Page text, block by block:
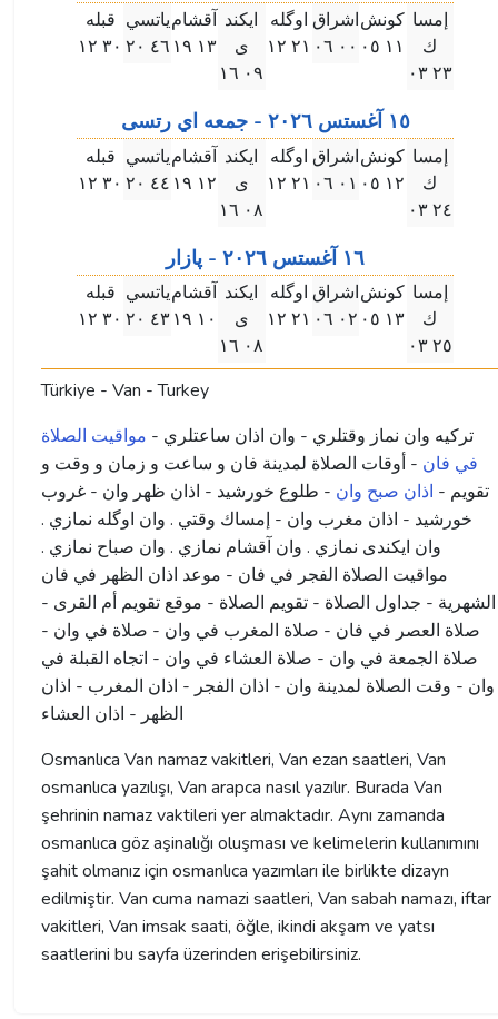
إمسا
ك
۲۳ ۰۳
كونش
۱۱ ۰٥
اشراق
۰۰ ۰٦
اوگله
۲۱ ۱۲
ايكند
ى
۰٩ ۱٦
آقشام
۱۳ ۱٩
ياتسي
٤٦ ۲۰
قبله
۳۰ ۱۲
۱٥ آغستس ۲۰۲٦ - جمعه اي رتسى
إمسا
ك
۲٤ ۰۳
كونش
۱۲ ۰٥
اشراق
۰۱ ۰٦
اوگله
۲۱ ۱۲
ايكند
ى
۰٨ ۱٦
آقشام
۱۲ ۱٩
ياتسي
٤٤ ۲۰
قبله
۳۰ ۱۲
۱٦ آغستس ۲۰۲٦ - پازار
إمسا
ك
۲٥ ۰۳
كونش
۱۳ ۰٥
اشراق
۰۲ ۰٦
اوگله
۲۱ ۱۲
ايكند
ى
۰٨ ۱٦
آقشام
۱۰ ۱٩
ياتسي
٤۳ ۲۰
قبله
۳۰ ۱۲
Türkiye - Van - Turkey
ترکیه وان نماز وقتلري - وان اذان ساعتلري - مواقيت الصلاة
في فان - أوقات الصلاة لمدينة فان و ساعت و زمان و وقت و
تقویم - اذان صبح وان - طلوع خورشید - اذان ظهر وان - غروب
خورشید - اذان مغرب وان - إمساك وقتي . وان اوگله نمازي .
وان ايكندى نمازي . وان آقشام نمازي . وان صباح نمازي .
مواقيت الصلاة الفجر في فان - موعد اذان الظهر في فان
الشهرية - جداول الصلاة - تقويم الصلاة - موقع تقويم أم القرى -
صلاة العصر في فان - صلاة المغرب في وان - صلاة في وان -
صلاة الجمعة في وان - صلاة العشاء في وان - اتجاه القبلة في
وان - وقت الصلاة لمدينة وان - اذان الفجر - اذان المغرب - اذان
الظهر - اذان العشاء
Osmanlıca Van namaz vakitleri, Van ezan saatleri, Van
osmanlıca yazılışı, Van arapca nasıl yazılır. Burada Van
şehrinin namaz vaktileri yer almaktadır. Aynı zamanda
osmanlıca göz aşinalığı oluşması ve kelimelerin kullanımını
şahit olmanız için osmanlıca yazımları ile birlikte dizayn
edilmiştir. Van cuma namazi saatleri, Van sabah namazı, iftar
vakitleri, Van imsak saati, öğle, ikindi akşam ve yatsı
saatlerini bu sayfa üzerinden erişebilirsiniz.